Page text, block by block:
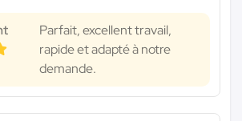
Parfait, excellent travail,
rapide et adapté à notre
demande.